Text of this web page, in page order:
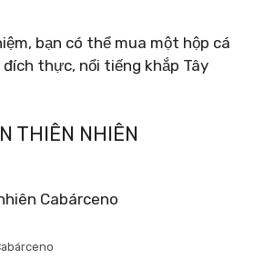
bạn có thể mua một hộp cá
thực, nổi tiếng khắp Tây
THIÊN NHIÊN